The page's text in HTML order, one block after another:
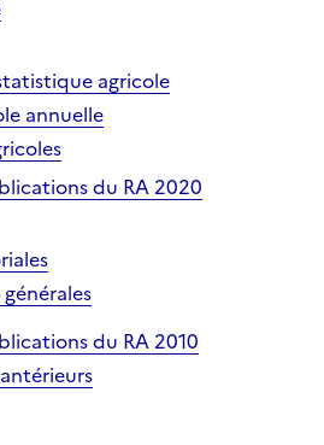
agricole
annuelle
du RA 2020
du RA 2010